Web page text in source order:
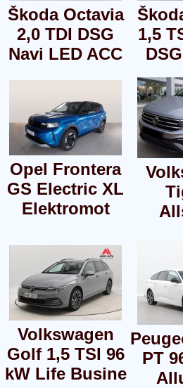
Škoda Octavia
2,0 TDI DSG
Navi LED ACC
1,5
Opel Frontera
GS Electric XL
Elektromot
Volkswagen
Golf 1,5 TSI 96
kW Life Busine
PT